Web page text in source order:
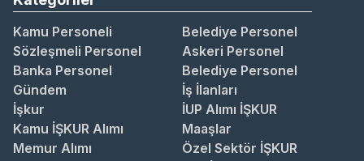
Kamu Personeli
Belediye Personel
Sözleşmeli Personel
Askeri Personel
Banka Personel
Belediye Personel
Gündem
İş İlanları
İşkur
İUP Alımı İŞKUR
Kamu İŞKUR Alımı
Maaşlar
Memur Alımı
Özel Sektör İŞKUR